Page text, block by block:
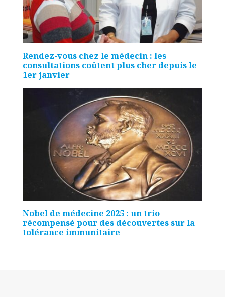
Rendez-vous chez le médecin : les
consultations coûtent plus cher depuis le
1er janvier
Nobel de médecine 2025 : un trio
récompensé pour des découvertes sur la
tolérance immunitaire